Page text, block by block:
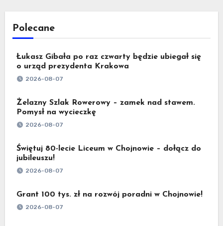
Polecane
Łukasz Gibała po raz czwarty będzie ubiegał się
o urząd prezydenta Krakowa
2026-08-07
Żelazny Szlak Rowerowy – zamek nad stawem.
Pomysł na wycieczkę
2026-08-07
Świętuj 80-lecie Liceum w Chojnowie – dołącz do
jubileuszu!
2026-08-07
Grant 100 tys. zł na rozwój poradni w Chojnowie!
2026-08-07